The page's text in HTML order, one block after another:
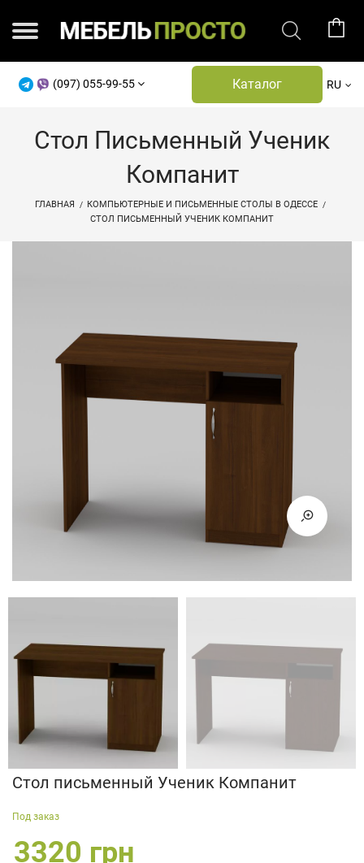
(097) 055-99-55 Каталог RU
Стол Письменный Ученик
Компанит
ГЛАВНАЯ
КОМПЬЮТЕРНЫЕ И ПИСЬМЕННЫЕ СТОЛЫ В ОДЕССЕ
СТОЛ ПИСЬМЕННЫЙ УЧЕНИК КОМПАНИТ
Стол письменный Ученик Компанит
Под заказ
3320 грн